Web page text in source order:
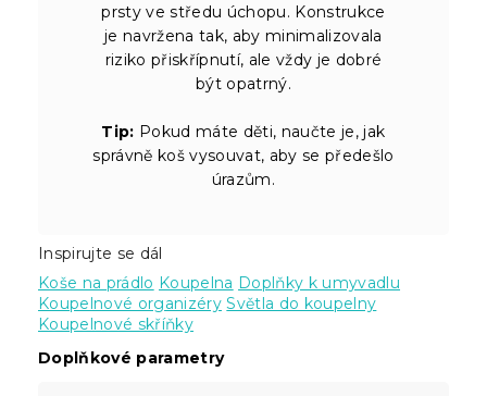
prsty ve středu úchopu. Konstrukce
je navržena tak, aby minimalizovala
riziko přiskřípnutí, ale vždy je dobré
být opatrný.
Tip: Pokud máte děti, naučte je, jak
správně koš vysouvat, aby se předešlo
úrazům.
Inspirujte se dál
Koše na prádlo Koupelna Doplňky k umyvadlu
Koupelnové organizéry Světla do koupelny
Koupelnové skříňky
Doplňkové parametry